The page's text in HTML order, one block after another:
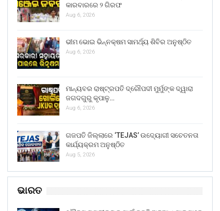
କାରବାରରେ ୨ ଗିରଫ
Aug 6, 2026
ଭୀମ ଭୋଇ ଭିନ୍ନକ୍ଷମ ସାମର୍ଥ୍ୟ ଶିବିର ଅନୁଷ୍ଠିତ
Aug 6, 2026
ମାନ୍ୟବର ରାଷ୍ଟ୍ରପତି ଦ୍ରୌପଦୀ ମୁର୍ମୁଙ୍କ ଦ୍ୱାରା
ଜଗଦଗୁରୁ କୃପାଳୁ…
Aug 6, 2026
ଗଜପତି ଜିଲ୍ଲାରେ ‘TEJAS’ ଉଦ୍ୟୋଗୀ ସଚେତନତା
କାର୍ଯ୍ୟକ୍ରମ ଅନୁଷ୍ଠିତ
Aug 5, 2026
ଭାରତ